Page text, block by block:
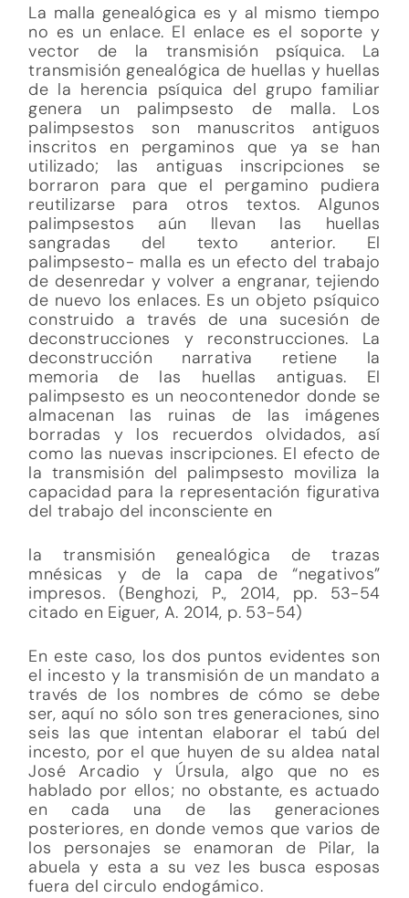
La malla genealógica es y al mismo tiempo
no es un enlace. El enlace es el soporte y
vector de la transmisión psíquica. La
transmisión genealógica de huellas y huellas
de la herencia psíquica del grupo familiar
genera un palimpsesto de malla. Los
palimpsestos son manuscritos antiguos
inscritos en pergaminos que ya se han
utilizado; las antiguas inscripciones se
borraron para que el pergamino pudiera
reutilizarse para otros textos. Algunos
palimpsestos aún llevan las huellas
sangradas del texto anterior. El
palimpsesto- malla es un efecto del trabajo
de desenredar y volver a engranar, tejiendo
de nuevo los enlaces. Es un objeto psíquico
construido a través de una sucesión de
deconstrucciones y reconstrucciones. La
deconstrucción narrativa retiene la
memoria de las huellas antiguas. El
palimpsesto es un neocontenedor donde se
almacenan las ruinas de las imágenes
borradas y los recuerdos olvidados, así
como las nuevas inscripciones. El efecto de
la transmisión del palimpsesto moviliza la
capacidad para la representación figurativa
del trabajo del inconsciente en
la transmisión genealógica de trazas
mnésicas y de la capa de “negativos”
impresos. (Benghozi, P., 2014, pp. 53-54
citado en Eiguer, A. 2014, p. 53-54)
En este caso, los dos puntos evidentes son
el incesto y la transmisión de un mandato a
través de los nombres de cómo se debe
ser, aquí no sólo son tres generaciones, sino
seis las que intentan elaborar el tabú del
incesto, por el que huyen de su aldea natal
José Arcadio y Úrsula, algo que no es
hablado por ellos; no obstante, es actuado
en cada una de las generaciones
posteriores, en donde vemos que varios de
los personajes se enamoran de Pilar, la
abuela y esta a su vez les busca esposas
fuera del circulo endogámico.